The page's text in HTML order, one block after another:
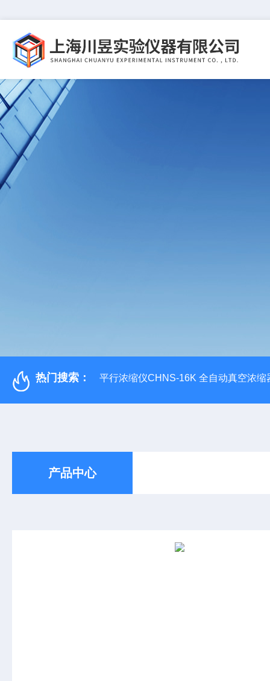
热门搜索： 平行浓缩仪CHNS-16K 全自动真空浓缩
产品中心